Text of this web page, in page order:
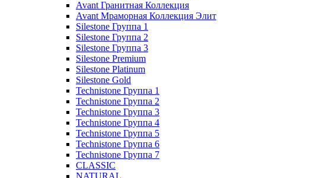
Avant Гранитная Коллекция
Avant Мраморная Коллекция Элит
Silestone Группа 1
Silestone Группа 2
Silestone Группа 3
Silestone Premium
Silestone Platinum
Silestone Gold
Technistone Группа 1
Technistone Группа 2
Technistone Группа 3
Technistone Группа 4
Technistone Группа 5
Technistone Группа 6
Technistone Группа 7
CLASSIC